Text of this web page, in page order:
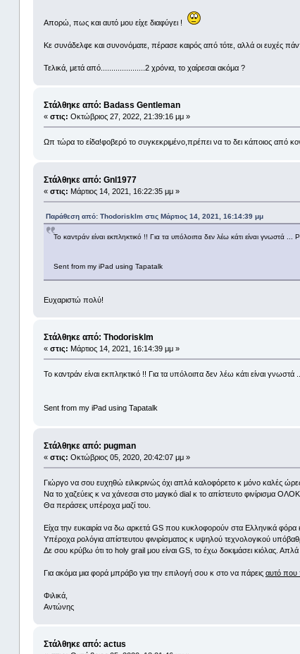
Απορώ, πως και αυτό μου είχε διαφύγει !
Κε συνάδελφε και συνονόματε, πέρασε καιρός από τότε, αλλά οι ευχές
Τελικά, μετά από.....................2 χρόνια, το χαίρεσαι ακόμα ?
Στάλθηκε από: Badass Gentleman
« στις: Οκτώβριος 27, 2022, 21:39:16 μμ »
Ωπ τώρα το είδα!φοβερό το συγκεκριμένο,πρέπει να το δει κάποιος από
Στάλθηκε από: Gnl1977
« στις: Μάρτιος 14, 2021, 16:22:35 μμ »
Παράθεση από: Thodorisklm στις Μάρτιος 14, 2021, 16:14:39 μμ
Το καντράν είναι εκπληκτικό !! Για τα υπόλοιπα δεν λέω κάτι είναι γνωστά
Sent from my iPad using Tapatalk
Ευχαριστώ πολύ!
Στάλθηκε από: Thodorisklm
« στις: Μάρτιος 14, 2021, 16:14:39 μμ »
Το καντράν είναι εκπληκτικό !! Για τα υπόλοιπα δεν λέω κάτι είναι
Sent from my iPad using Tapatalk
Στάλθηκε από: pugman
« στις: Οκτώβριος 05, 2020, 20:42:07 μμ »
Γιώργο να σου ευχηθώ ειλικρινώς όχι απλά καλοφόρετο κ μόνο καλές
Να το χαζεύεις κ να χάνεσαι στο μαγικό dial κ το απίστευτο φινίρισμα
Θα περάσεις υπέροχα μαζί του.
Είχα την ευκαιρία να δω αρκετά GS που κυκλοφορούν στα Ελληνικά
Υπέροχα ρολόγια απίστευτου φινιρίσματος κ υψηλού τεχνολογικού
Δε σου κρύβω ότι το holy grail μου είναι GS, το έχω δοκιμάσει κιόλας. Απλά
Για ακόμα μια φορά μπράβο για την επιλογή σου κ στο να πάρεις αυτό που
Φιλικά,
Αντώνης
Στάλθηκε από: actus